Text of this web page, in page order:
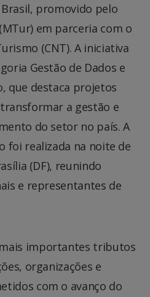
promovido pelo
em parceria com o
(CNT). A iniciativa
Gestão de Dados e
que destaca projetos
a gestão e
do setor no país. A
foi realizada na noite de
(DF), reunindo
e representantes de
importantes tributos
organizações e
com o avanço do